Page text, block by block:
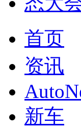
首页
资讯
新车